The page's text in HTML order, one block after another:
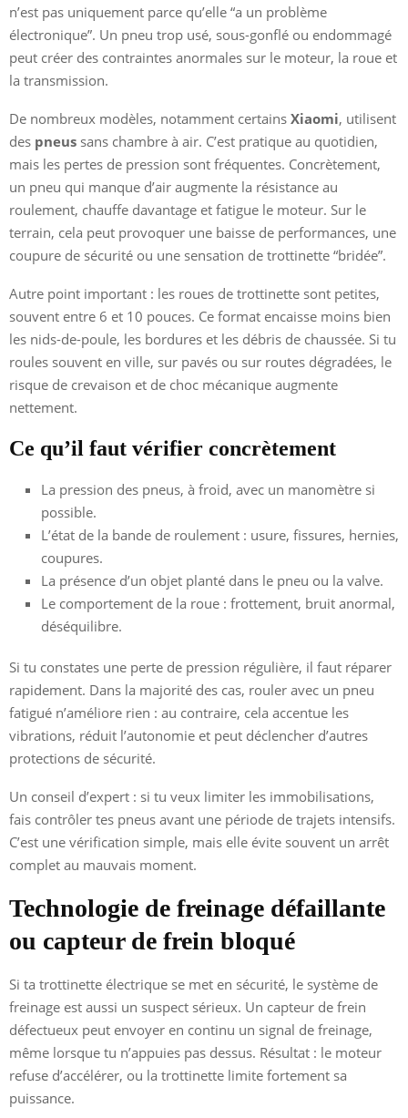
n’est pas uniquement parce qu’elle “a un problème
électronique”. Un pneu trop usé, sous-gonflé ou endommagé
peut créer des contraintes anormales sur le moteur, la roue et
la transmission.
De nombreux modèles, notamment certains Xiaomi, utilisent
des pneus sans chambre à air. C’est pratique au quotidien,
mais les pertes de pression sont fréquentes. Concrètement,
un pneu qui manque d’air augmente la résistance au
roulement, chauffe davantage et fatigue le moteur. Sur le
terrain, cela peut provoquer une baisse de performances, une
coupure de sécurité ou une sensation de trottinette “bridée”.
Autre point important : les roues de trottinette sont petites,
souvent entre 6 et 10 pouces. Ce format encaisse moins bien
les nids-de-poule, les bordures et les débris de chaussée. Si tu
roules souvent en ville, sur pavés ou sur routes dégradées, le
risque de crevaison et de choc mécanique augmente
nettement.
Ce qu’il faut vérifier concrètement
La pression des pneus, à froid, avec un manomètre si
possible.
L’état de la bande de roulement : usure, fissures, hernies,
coupures.
La présence d’un objet planté dans le pneu ou la valve.
Le comportement de la roue : frottement, bruit anormal,
déséquilibre.
Si tu constates une perte de pression régulière, il faut réparer
rapidement. Dans la majorité des cas, rouler avec un pneu
fatigué n’améliore rien : au contraire, cela accentue les
vibrations, réduit l’autonomie et peut déclencher d’autres
protections de sécurité.
Un conseil d’expert : si tu veux limiter les immobilisations,
fais contrôler tes pneus avant une période de trajets intensifs.
C’est une vérification simple, mais elle évite souvent un arrêt
complet au mauvais moment.
Technologie de freinage défaillante
ou capteur de frein bloqué
Si ta trottinette électrique se met en sécurité, le système de
freinage est aussi un suspect sérieux. Un capteur de frein
défectueux peut envoyer en continu un signal de freinage,
même lorsque tu n’appuies pas dessus. Résultat : le moteur
refuse d’accélérer, ou la trottinette limite fortement sa
puissance.